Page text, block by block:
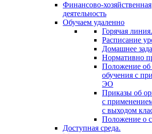
Финансово-хозяйственная
деятельность
Обучаем удаленно
Горячая линия.
Расписание
Домашнее
Нормативно
Положение об
обучения с
ЭО
Приказы об
с
с выходом
Положение о
Доступная среда.